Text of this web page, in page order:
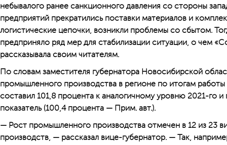
небывалого ранее санкционного давления со стороны
предприятий прекратились поставки материалов и
логистические цепочки, возникли проблемы со сбытом.
предприняло ряд мер для стабилизации ситуации, о чем
рассказывала своим читателям.
По словам заместителя губернатора Новосибирской
промышленного производства в регионе по итогам
составил 101,8 процента к аналогичному уровню 2021-го
показатель (100,4 процента — Прим. авт.).
— Рост промышленного производства отмечен в 12 из 23
производств, — рассказал вице-губернатор. — Так,